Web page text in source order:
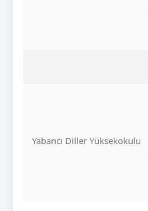
Yabancı Diller Yüksekokulu